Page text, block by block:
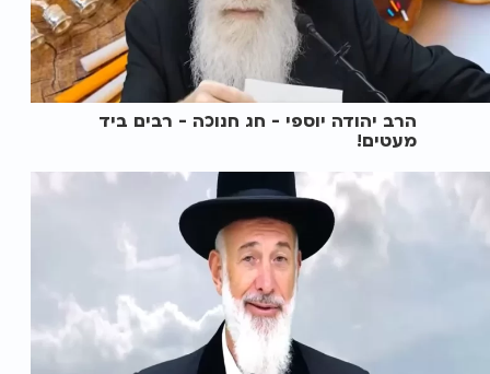
הרב יהודה יוספי - חג חנוכה - רבים ביד
מעטים!